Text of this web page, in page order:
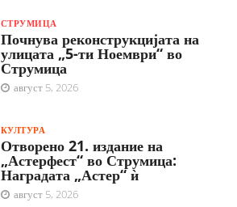
СТРУМИЦА
Почнува реконструкцијата на
улицата „5-ти Ноември“ во
Струмица
август 5, 2026
КУЛТУРА
Отворено 21. издание на
„Астерфест“ во Струмица:
Наградата „Астер“ ѝ
август 5, 2026